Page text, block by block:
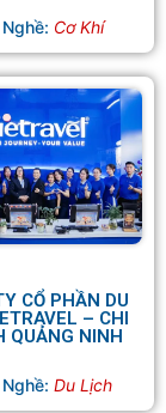
Cơ Khí
CỔ PHẦN DU
– CHI
QUẢNG NINH
Du Lịch